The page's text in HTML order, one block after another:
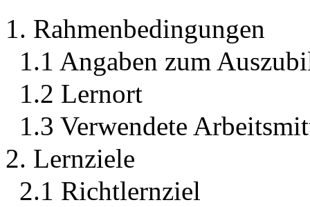
1. Rahmenbedingungen
1.1 Angaben zum
1.2 Lernort
1.3 Verwendete
2. Lernziele
2.1 Richtlernziel